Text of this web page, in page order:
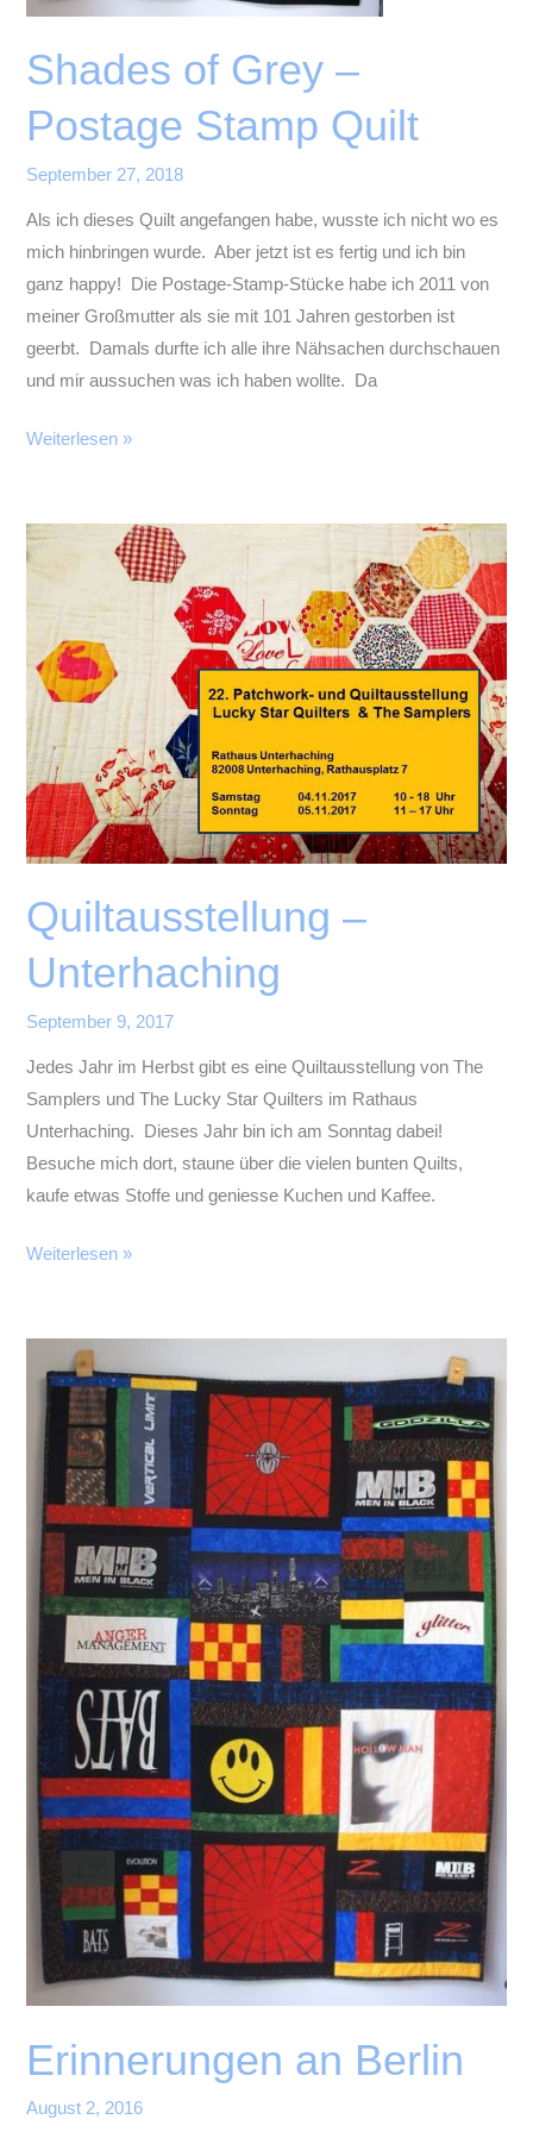
Shades of Grey –
Postage Stamp Quilt
September 27, 2018
Als ich dieses Quilt angefangen habe, wusste ich nicht wo es
mich hinbringen wurde. Aber jetzt ist es fertig und ich bin
ganz happy! Die Postage-Stamp-Stücke habe ich 2011 von
meiner Großmutter als sie mit 101 Jahren gestorben ist
geerbt. Damals durfte ich alle ihre Nähsachen durchschauen
und mir aussuchen was ich haben wollte. Da
Shades
–
Postage
Weiterlesen »
Quiltausstellung –
Unterhaching
September 9, 2017
Jedes Jahr im Herbst gibt es eine Quiltausstellung von The
Samplers und The Lucky Star Quilters im Rathaus
Unterhaching. Dieses Jahr bin ich am Sonntag dabei!
Besuche mich dort, staune über die vielen bunten Quilts,
kaufe etwas Stoffe und geniesse Kuchen und Kaffee.
Quiltausstellung
Weiterlesen »
Erinnerungen an Berlin
August 2, 2016